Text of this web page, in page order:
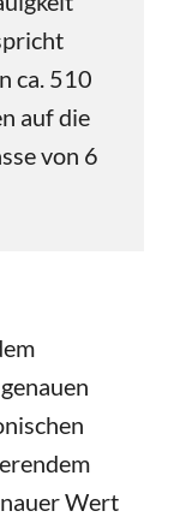
ca. 510
auf die
von 6
Wert